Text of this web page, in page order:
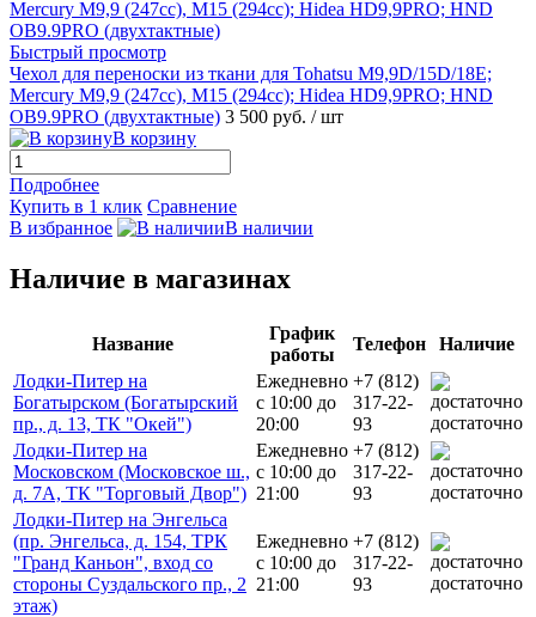
Быстрый просмотр
Чехол для переноски из ткани для Tohatsu M9,9D/15D/18E;
Mercury M9,9 (247сс), М15 (294сс); Hidea HD9,9PRO; HND
OB9.9PRO (двухтактные) 3 500 руб. / шт
В корзину
Подробнее
Купить в 1 клик Сравнение
В избранное
В наличии
Наличие в магазинах
Название
График
работы
Телефон
Наличие
Лодки-Питер на
Богатырском (Богатырский
пр., д. 13, ТК "Окей")
Ежедневно
с 10:00 до
20:00
+7 (812)
317-22-
93
достаточно
Лодки-Питер на
Московском (Московское ш.,
д. 7А, ТК "Торговый Двор")
Ежедневно
с 10:00 до
21:00
+7 (812)
317-22-
93
достаточно
Лодки-Питер на Энгельса
(пр. Энгельса, д. 154, ТРК
"Гранд Каньон", вход со
стороны Суздальского пр., 2
этаж)
Ежедневно
с 10:00 до
21:00
+7 (812)
317-22-
93
достаточно